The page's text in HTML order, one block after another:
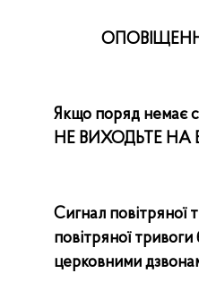
Якщо поряд немає
НЕ ВИХОДЬТЕ НА
Сигнал повітряної
повітряної
церковними